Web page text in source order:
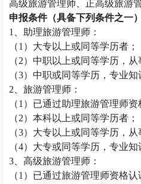
高级旅游管理师、正高级旅游
申报条件（具备下列条件之一）
1
、助理旅游管理师：
（1 ）大专以上或同等学历者；
（2）中职以上或同等学历，从
（3）中职或同等学历，专业知
2 、旅游管理师：
（1 ）已通过助理旅游管理师资
（2）本科以上或同等学历者；
（3）大专以上或同等学历，从
（4）大专或同等学历，专业知
3 、高级旅游管理师：
（1 ）已通过旅游管理师资格认